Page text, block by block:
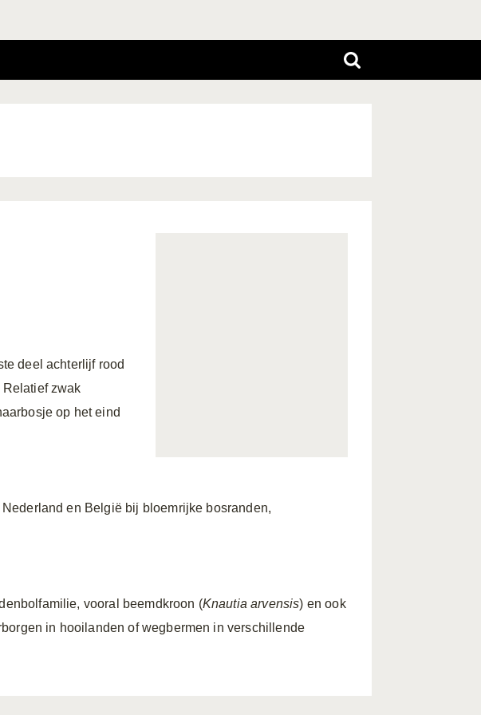
deel achterlijf rood
zwak
op het eind
en België bij bloemrijke bosranden,
vooral beemdkroon (Knautia arvensis) en ook
in hooilanden of wegbermen in verschillende